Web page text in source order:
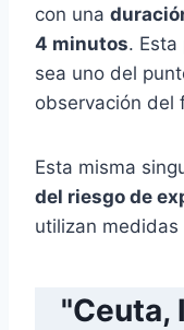
con una
4 minutos. Esta
sea uno del
observación del
Esta misma
del riesgo de
utilizan
"Ceuta,